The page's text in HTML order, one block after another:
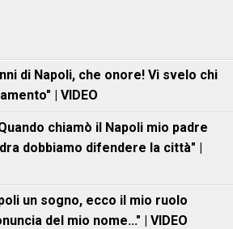
di Napoli, che onore! Vi svelo chi
| VIDEO
chiamò il Napoli mio padre
dobbiamo difendere la città" |
un sogno, ecco il mio ruolo
del mio nome..." | VIDEO